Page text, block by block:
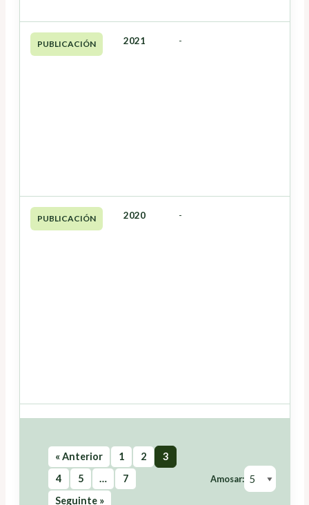
PUBLICACIÓN 2021 -
PUBLICACIÓN 2020 -
« Anterior 1 2
3
4
5 …
7
Seguinte »
Amosar: